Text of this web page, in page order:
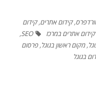
,קידום אתרים,קידום
קידום אתרים במרכז SEO
,
,מקום ראשון בגוגל,פרסום
בגוגל